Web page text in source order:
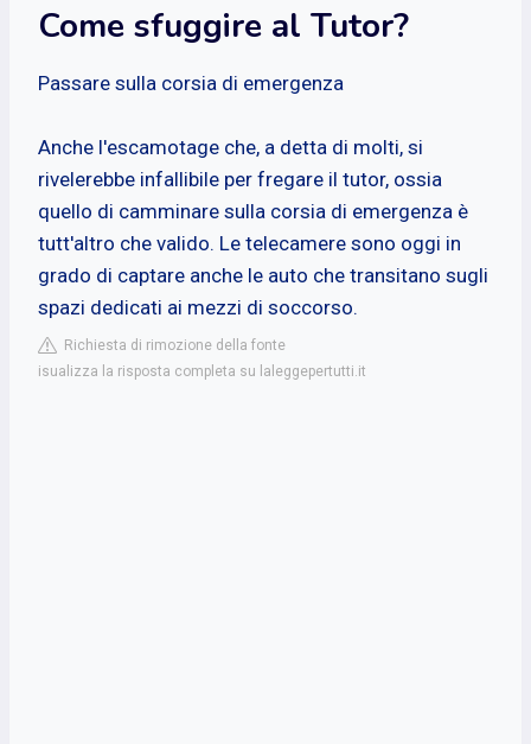
Come sfuggire al Tutor?
Passare sulla corsia di emergenza
Anche l'escamotage che, a detta di molti, si
rivelerebbe infallibile per fregare il tutor, ossia
quello di camminare sulla corsia di emergenza è
tutt'altro che valido. Le telecamere sono oggi in
grado di captare anche le auto che transitano sugli
spazi dedicati ai mezzi di soccorso.
Richiesta di rimozione della fonte
isualizza la risposta completa su laleggepertutti.it